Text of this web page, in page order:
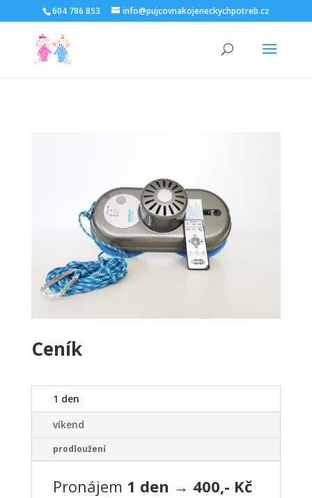
604 786 853 info@pujcovnakojeneckychpotreb.cz
Ceník
1 den
víkend
prodloužení
Pronájem 1 den → 400,- Kč